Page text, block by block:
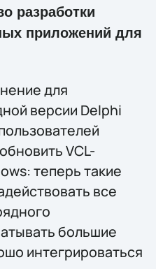
разработки
приложений для
для
версии Delphi
VCL-
теперь такие
все
большие
интегрироваться